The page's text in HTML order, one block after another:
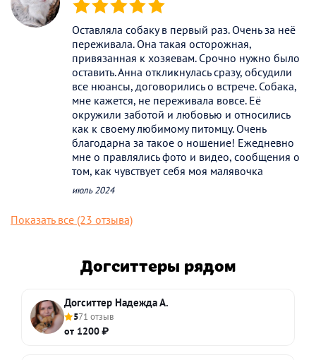
(*) (*) (*) (*) (*)
Оставляла собаку в первый раз. Очень за неё
переживала. Она такая осторожная,
привязанная к хозяевам. Срочно нужно было
оставить. Анна откликнулась сразу, обсудили
все нюансы, договорились о встрече. Собака,
мне кажется, не переживала вовсе. Её
окружили заботой и любовью и относились
как к своему любимому питомцу. Очень
благодарна за такое о ношение! Ежедневно
мне о правлялись фото и видео, сообщения о
том, как чувствует себя моя малявочка
июль 2024
Показать все (23 отзыва)
Догситтеры рядом
Догситтер Надежда А.
571 отзыв
от 1200 ₽